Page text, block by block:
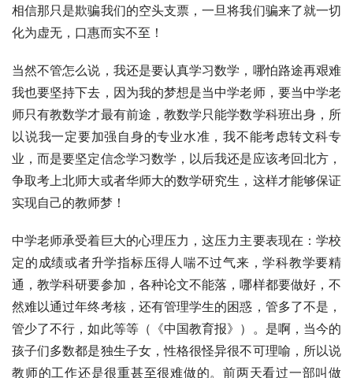
相信那只是欺骗我们的空头支票，一旦将我们骗来了就一切
化为虚无，口惠而实不至！
当然不管怎么说，我还是要认真学习数学，哪怕路途再艰难
我也要坚持下去，因为我的梦想是当中学老师，要当中学老
师只有教数学才最有前途，教数学只能学数学科班出身，所
以说我一定要加强自身的专业水准，我不能考虑转文科专
业，而是要坚定信念学习数学，以后我还是应该考回北方，
争取考上北师大或者华师大的数学研究生，这样才能够保证
实现自己的教师梦！
中学老师承受着巨大的心理压力，这压力主要表现在：学校
定的成绩或者升学指标压得人喘不过气来，学科教学要精
通，教学科研要参加，各种论文不能落，哪样都要做好，不
然难以通过年终考核，还有管理学生的困惑，管多了不是，
管少了不行，如此等等（《中国教育报》）。是啊，当今的
孩子们多数都是独生子女，性格很怪异很不可理喻，所以说
教师的工作还是很重甚至很难做的。前两天看过一部叫做